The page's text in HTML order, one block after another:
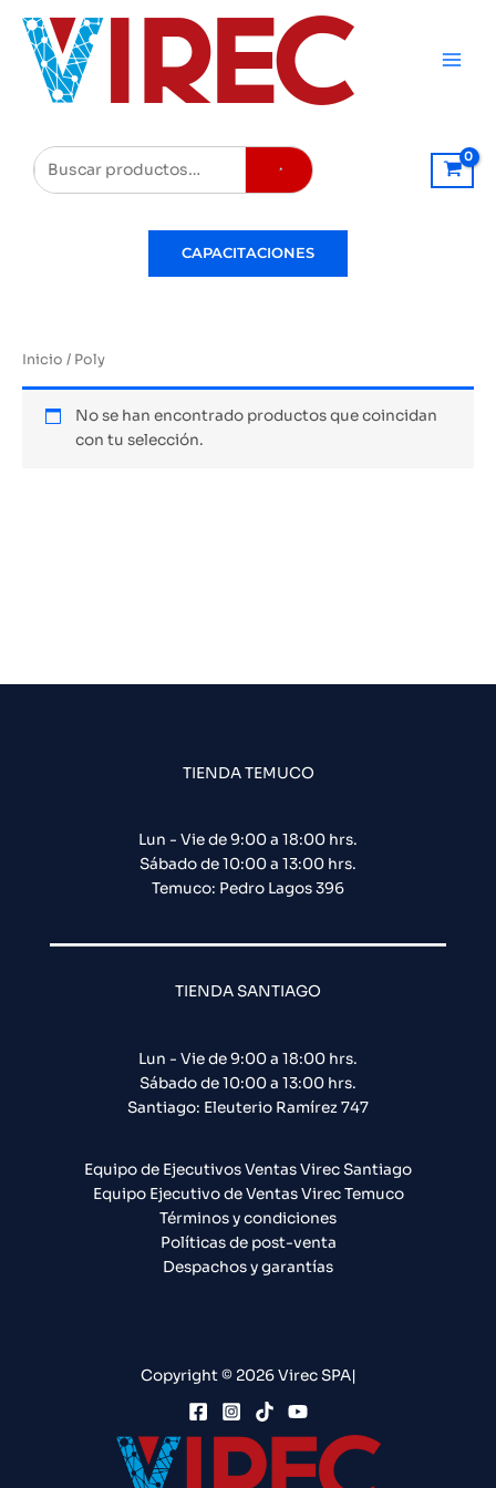
contenido
Buscar
CAPACITACIONES
Inicio / Poly
No se han encontrado productos que coincidan
con tu selección.
TIENDA TEMUCO
Lun - Vie de 9:00 a 18:00 hrs.
Sábado de 10:00 a 13:00 hrs.
Temuco: Pedro Lagos 396
TIENDA SANTIAGO
Lun - Vie de 9:00 a 18:00 hrs.
Sábado de 10:00 a 13:00 hrs.
Santiago: Eleuterio Ramírez 747​
Equipo de Ejecutivos Ventas Virec Santiago
Equipo Ejecutivo de Ventas Virec Temuco
Términos y condiciones
Políticas de post-venta
Despachos y garantías
Copyright © 2026 Virec SPA|